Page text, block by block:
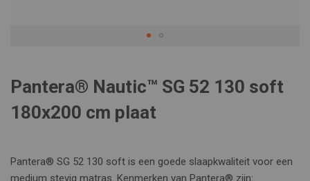
Pantera® Nautic™ SG 52 130 soft
180x200 cm plaat
Pantera® SG 52 130 soft is een goede slaapkwaliteit voor een
medium stevig matras. Kenmerken van Pantera® zijn:
the
beginning
of
the